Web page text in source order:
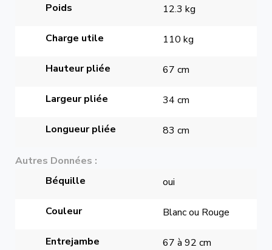
Poids 12.3 kg
Charge utile 110 kg
Hauteur pliée 67 cm
Largeur pliée 34 cm
Longueur pliée 83 cm
Autres Données
Béquille
oui
Couleur Blanc ou Rouge
Entrejambe 67 à 92 cm